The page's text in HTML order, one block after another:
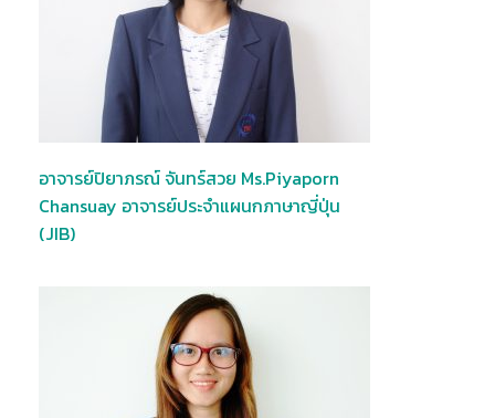
อาจารย์ปิยาภรณ์ จันทร์สวย Ms.Piyaporn
Chansuay อาจารย์ประจำแผนกภาษาญี่ปุ่น
(JIB)